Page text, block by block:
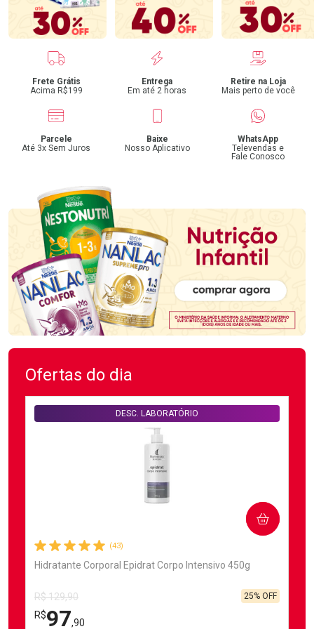
Benefícios
Frete Grátis
Acima R$199
Entrega
Em até 2 horas
Retire na Loja
Mais perto de você
Parcele
Até 3x Sem Juros
Baixe
Nosso Aplicativo
WhatsApp
Televendas e
Fale Conosco
Ofertas do dia
(43)
Hidratante Corporal Epidrat Corpo Intensivo 450g
DESC. LABORATÓRIO
R$ 129,90
R$97,90
25% OFF
COMPRAR